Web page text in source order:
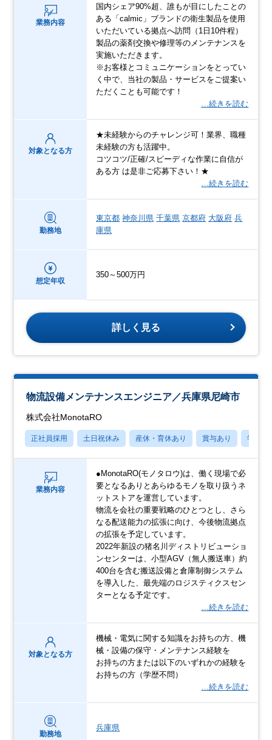
業務内容
国内シェア90%超、誰もが目にしたことの
ある「calmic」ブランドの衛生製品を使用
いただいている拠点へ訪問（1日10件程）
製品の薬剤交換や修理等のメンテナンスを
実施いただきます。
※お客様とコミュニケーションをとってい
く中で、当社の製品・サービスをご提案い
ただくことも可能です！
…続きを読む
対象となる方
★未経験からのチャレンジ可！業界、職種
未経験の方も活躍中。
コツコツ/正確/スピーディな作業に自信が
ある方 は是非ご応募下さい！★
…続きを読む
勤務地
東京都 神奈川県 千葉県 京都府 大阪府 兵
庫県
想定年収
350～500万円
詳しく見る
物流設備メンテナンスエンジニア／兵庫県尼崎市
株式会社MonotaRO
正社員採用 土日祝休み 産休・育休あり 賞与あり 学歴不
業務内容
●MonotaRO(モノタロウ)は、働く現場で必
要となるありとあらゆるモノを取り扱うネ
ットストアを運営しています。
物流を会社の重要戦略のひとつとし、さら
なる配送能力の拡張に向け、今後物流拠点
の拡張を予定しています。
2022年新設の猪名川ディストリビューショ
ンセンターは、小型AGV（無人搬送車）約
400台を含む搬送設備と倉庫制御システム
を導入した、最先端のロジスティクスセン
ターとなる予定です。
…続きを読む
対象となる方
機械・電気に関する知識をお持ちの方、機
械・設備の保守・メンテナンス経験を
お持ちの方または以下のいずれかの経験を
お持ちの方（学歴不問）
…続きを読む
勤務地
兵庫県